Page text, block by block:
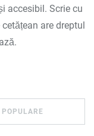
accesibil. Scrie cu
are dreptul
POPULARE